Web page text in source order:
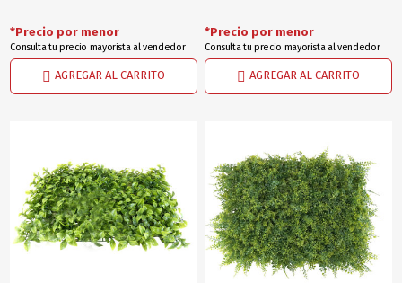
AGREGAR AL CARRITO
*Precio por menor
Consulta tu precio mayorista al vendedor
AGREGAR AL CARRITO
*Precio por menor
Consulta tu precio mayorista al vendedor